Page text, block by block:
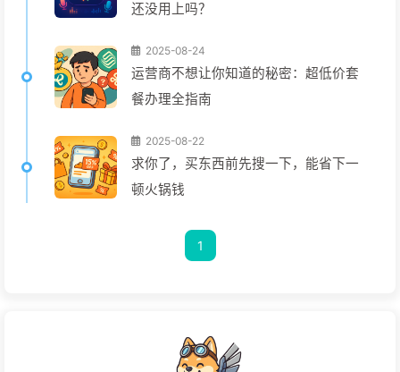
还没用上吗？
2025-08-24
运营商不想让你知道的秘密：超低价套
餐办理全指南
2025-08-22
求你了，买东西前先搜一下，能省下一
顿火锅钱
1